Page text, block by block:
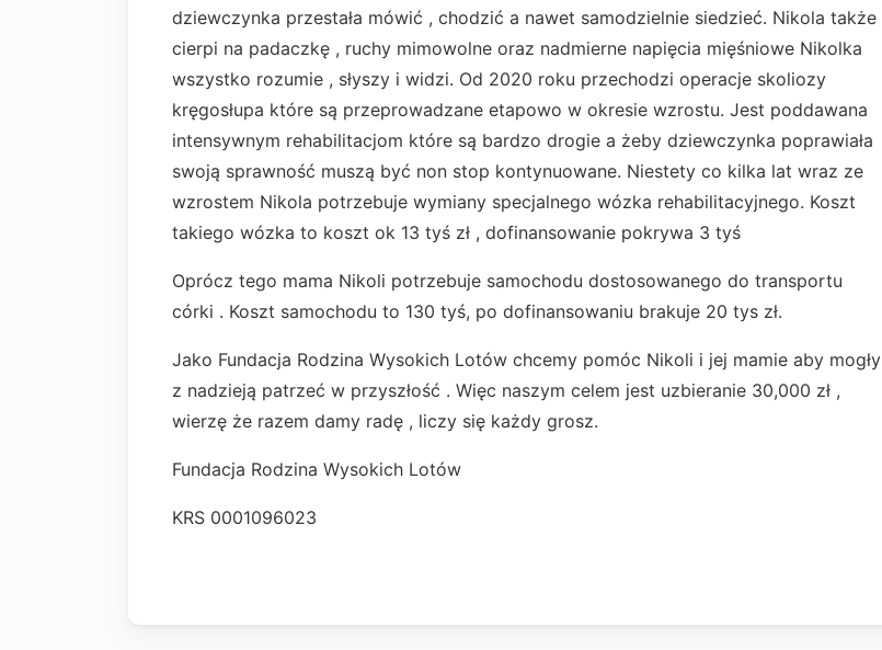
dziewczynka przestała mówić , chodzić a nawet samodzielnie siedzieć. Nikola także
cierpi na padaczkę , ruchy mimowolne oraz nadmierne napięcia mięśniowe Nikolka
wszystko rozumie , słyszy i widzi. Od 2020 roku przechodzi operacje skoliozy
kręgosłupa które są przeprowadzane etapowo w okresie wzrostu. Jest poddawana
intensywnym rehabilitacjom które są bardzo drogie a żeby dziewczynka poprawiała
swoją sprawność muszą być non stop kontynuowane. Niestety co kilka lat wraz ze
wzrostem Nikola potrzebuje wymiany specjalnego wózka rehabilitacyjnego. Koszt
takiego wózka to koszt ok 13 tyś zł , dofinansowanie pokrywa 3 tyś
Oprócz tego mama Nikoli potrzebuje samochodu dostosowanego do transportu
córki . Koszt samochodu to 130 tyś, po dofinansowaniu brakuje 20 tys zł.
Jako Fundacja Rodzina Wysokich Lotów chcemy pomóc Nikoli i jej mamie aby mogły
z nadzieją patrzeć w przyszłość . Więc naszym celem jest uzbieranie 30,000 zł ,
wierzę że razem damy radę , liczy się każdy grosz.
Fundacja Rodzina Wysokich Lotów
KRS 0001096023